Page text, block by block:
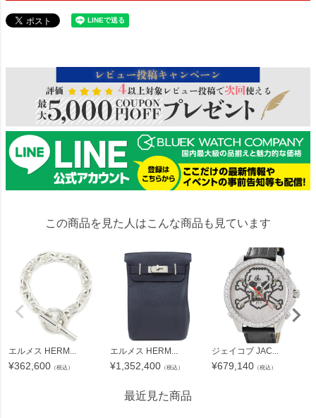
この商品を見た人はこんな商品も見ています
エルメス HERM...
¥362,600 （税込）
エルメス HERM...
¥1,352,400 （税込）
ジェイコブ JAC...
¥679,140 （税込）
最近見た商品